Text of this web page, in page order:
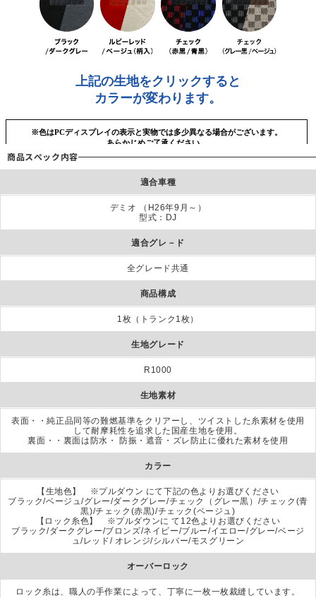
商品スぺック内容
適合車種
デミオ （H26年9月～）
型式：DJ
適合グレ－ド
全グレード共通
商品構成
1枚（トランク1枚）
生地グレード
R1000
生地素材
表面・・純正品同等の難燃基準をクリアーし、ツイストした糸素材を使用
して耐摩耗性を追求した国産生地を使用。
裏面・・裏面は防水・ 防振・遮音・ズレ防止に優れた素材を使用
カラー
【生地色】 ※プルダウン にて下記の色よりお選びください
ブラック/ベージュ/グレー/ダークグレー/チェック（グレー黒）/チェック(青
黒)/チェック(赤黒)/チェック(ベージュ)
【ロック糸色】 ※プルダウンに て12色よりお選びください
ブラック/ダークグレー/ブロンズ/ネイビー/ブルー/イエロー/グレー/ベージ
ュ/レッド/ オレンジ/シルバー/モスグリーン
オーバーロック
ロック糸は、職人の手作業によって、丁寧に一枚一枚裁縫しています。